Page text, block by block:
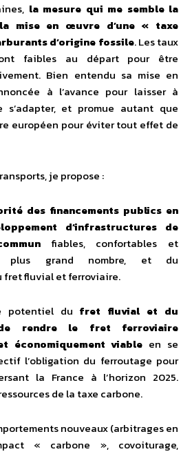
la mesure qui me semble la
mise en œuvre d’une « taxe
d’origine fossile. Les taux
faibles au départ pour être
Bien entendu sa mise en
à l’avance pour laisser à
et promue autant que
européen pour éviter tout effet de
je propose :
des financements publics en
d’infrastructures de
fiables, confortables et
plus grand nombre, et du
fret fluvial et ferroviaire.
potentiel du fret fluvial et du
rendre le fret ferroviaire
économiquement viable en se
l’obligation du ferroutage pour
la France à l’horizon 2025.
de la taxe carbone.
nouveaux (arbitrages en
« carbone », covoiturage,